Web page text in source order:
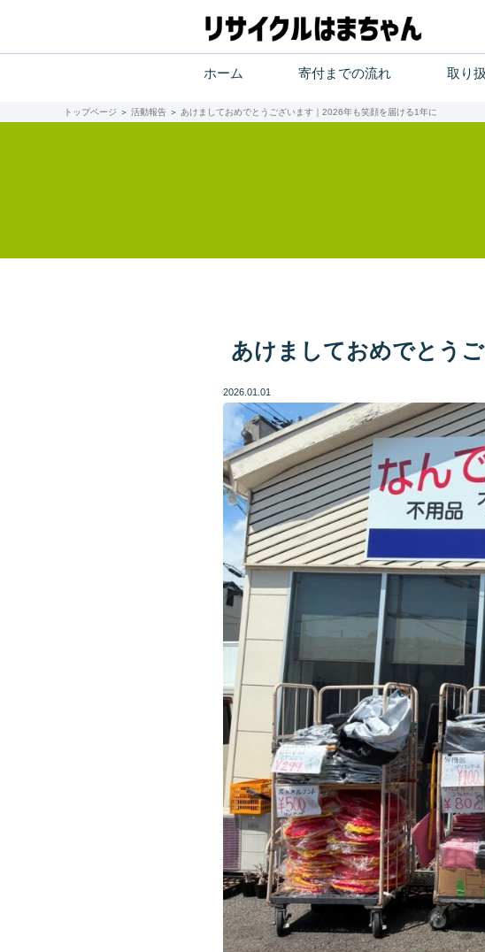
LINEで質問
ホーム 寄付までの流れ 取り
トップページ ＞ 活動報告 ＞ あけましておめでとうございます｜2026年も笑顔を届ける1年に
あけましておめでとう
2026.01.01